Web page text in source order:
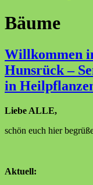
Bäume
Willkommen
Hunsrück –
in
Liebe ALLE,
schön euch hier
Aktuell: